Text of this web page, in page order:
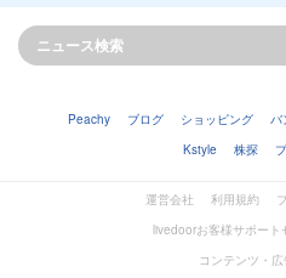
Peachy ブログ ショッピング バ
Kstyle
株探
運営会社 利用規約
livedoorお客様サポート
コンテンツ・